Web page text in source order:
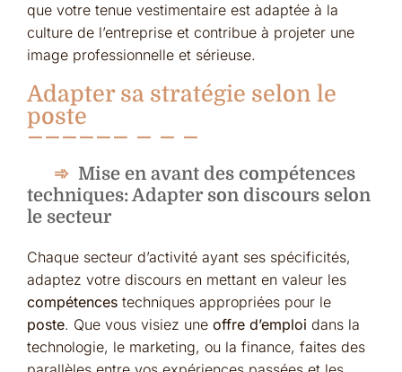
que votre tenue vestimentaire est adaptée à la
culture de l’entreprise et contribue à projeter une
image professionnelle et sérieuse.
Adapter sa stratégie selon le
poste
Mise en avant des compétences
techniques: Adapter son discours selon
le secteur
Chaque secteur d’activité ayant ses spécificités,
adaptez votre discours en mettant en valeur les
compétences techniques appropriées pour le
poste. Que vous visiez une offre d’emploi dans la
technologie, le marketing, ou la finance, faites des